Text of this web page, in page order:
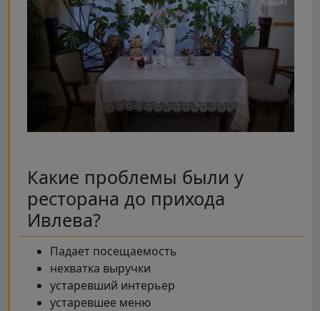
Какие проблемы были у
ресторана до прихода
Ивлева?
Падает посещаемость
нехватка выручки
устаревший интерьер
устаревшее меню